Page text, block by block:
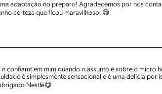
adaptação no preparo! Agradecemos por nos
certeza que ficou maravilhoso. 😋
n confiamt em mim quando o assunto é sobre o micro
é simplesmente sensacional e é uma delícia por
Nestlé😋